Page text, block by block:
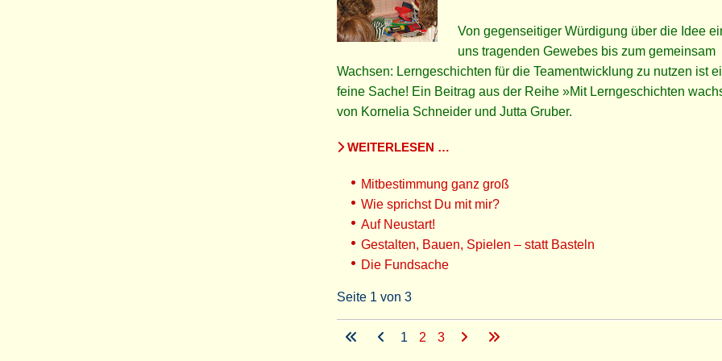
Von gegenseitiger Würdigung über die Idee
uns tragenden Gewebes bis zum gemeinsam
Wachsen: Lerngeschichten für die Teamentwicklung zu nutzen ist
feine Sache! Ein Beitrag aus der Reihe »Mit Lerngeschichten
von Kornelia Schneider und Jutta Gruber.
WEITERLESEN …
Mitbestimmung ganz groß
Wie sprichst Du mit mir?
Auf Neustart!
Gestalten, Bauen, Spielen – statt Basteln
Die Fundsache
Seite 1 von 3
1 2 3